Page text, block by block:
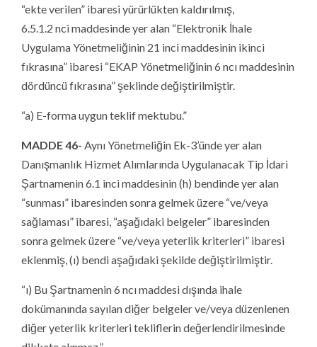
“ekte verilen” ibaresi yürürlükten kaldırılmış,
6.5.1.2 nci maddesinde yer alan “Elektronik İhale
Uygulama Yönetmeliğinin 21 inci maddesinin ikinci
fıkrasına” ibaresi “EKAP Yönetmeliğinin 6 ncı maddesinin
dördüncü fıkrasına” şeklinde değiştirilmiştir.
“a) E-forma uygun teklif mektubu.”
MADDE 46- Aynı Yönetmeliğin Ek-3’ünde yer alan
Danışmanlık Hizmet Alımlarında Uygulanacak Tip İdari
Şartnamenin 6.1 inci maddesinin (h) bendinde yer alan
“sunması” ibaresinden sonra gelmek üzere “ve/veya
sağlaması” ibaresi, “aşağıdaki belgeler” ibaresinden
sonra gelmek üzere “ve/veya yeterlik kriterleri” ibaresi
eklenmiş, (ı) bendi aşağıdaki şekilde değiştirilmiştir.
“ı) Bu Şartnamenin 6 ncı maddesi dışında ihale
dokümanında sayılan diğer belgeler ve/veya düzenlenen
diğer yeterlik kriterleri tekliflerin değerlendirilmesinde